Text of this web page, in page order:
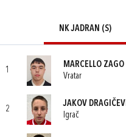
NK JADRAN (S)
1
MARCELLO ZAGO
Vratar
2
JAKOV
Igrač